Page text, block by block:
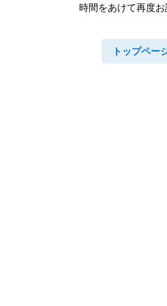
時間をあけて再度お
トップペー